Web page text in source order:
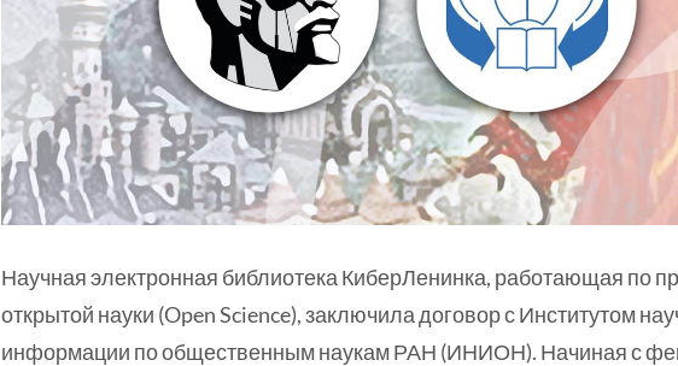
Научная электронная библиотека КиберЛенинка, работающая по
открытой науки (Open Science), заключила договор с Институтом
информации по общественным наукам РАН (ИНИОН). Начиная с